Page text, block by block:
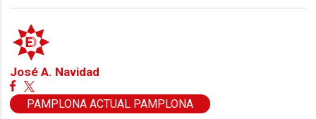
José A. Navidad
PAMPLONA ACTUAL PAMPLONA